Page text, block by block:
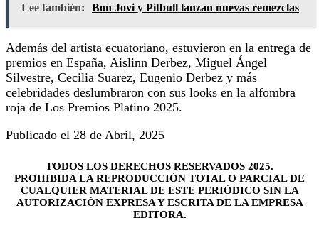
Lee también: Bon Jovi y Pitbull lanzan nuevas remezclas
Además del artista ecuatoriano, estuvieron en la entrega de
premios en España, Aislinn Derbez, Miguel Ángel
Silvestre, Cecilia Suarez, Eugenio Derbez y más
celebridades deslumbraron con sus looks en la alfombra
roja de Los Premios Platino 2025.
Publicado el 28 de Abril, 2025
TODOS LOS DERECHOS RESERVADOS 2025.
PROHIBIDA LA REPRODUCCIÓN TOTAL O PARCIAL DE
CUALQUIER MATERIAL DE ESTE PERIÓDICO SIN LA
AUTORIZACIÓN EXPRESA Y ESCRITA DE LA EMPRESA
EDITORA.